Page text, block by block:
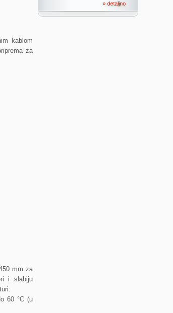
kablom
za
mm za
i slabiju
60 °C (u
» detaljno